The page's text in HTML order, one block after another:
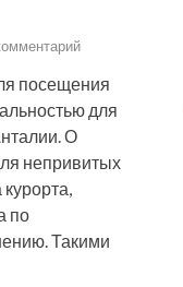
посещения
для
О
непривитых
по
Такими